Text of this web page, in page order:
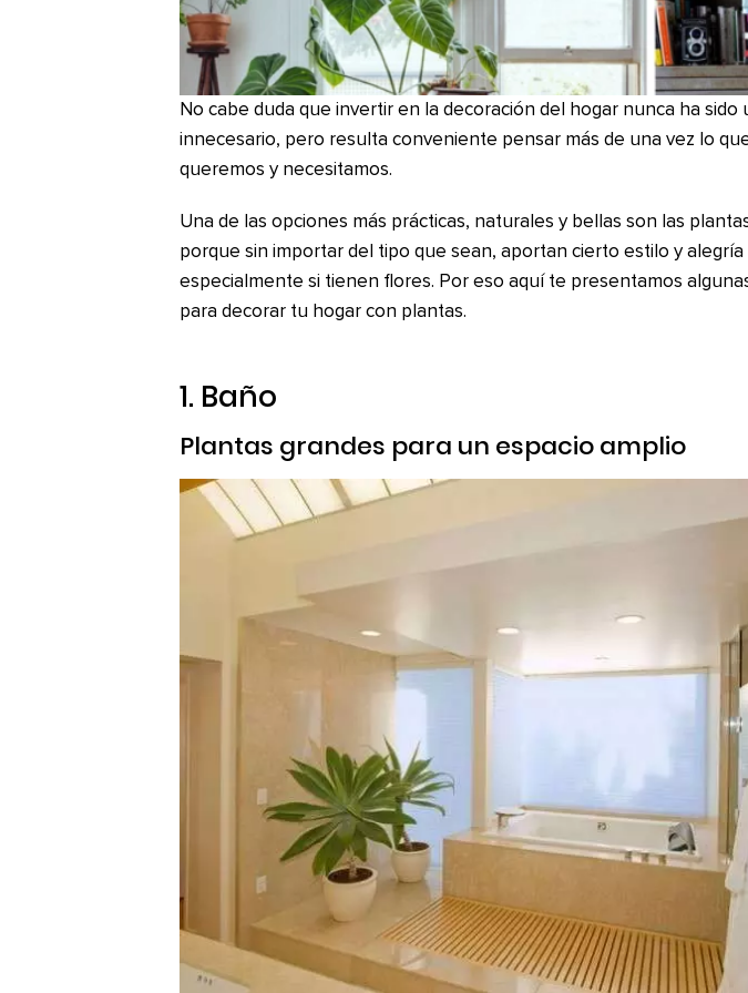
No cabe duda que invertir en la decoración del hogar nunca ha sido
innecesario, pero resulta conveniente pensar más de una vez lo
queremos y necesitamos.
Una de las opciones más prácticas, naturales y bellas son las
porque sin importar del tipo que sean, aportan cierto estilo y alegría
especialmente si tienen flores. Por eso aquí te presentamos
para decorar tu hogar con plantas.
1. Baño
Plantas grandes para un espacio amplio